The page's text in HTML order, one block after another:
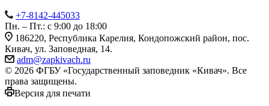
+7-8142-445033
Пн. – Пт.: с 9:00 до 18:00
186220, Республика Карелия, Кондопожский район, пос.
Кивач, ул. Заповедная, 14.
adm@zapkivach.ru
© 2026 ФГБУ «Государственный заповедник «Кивач». Все
права защищены.
Версия для печати